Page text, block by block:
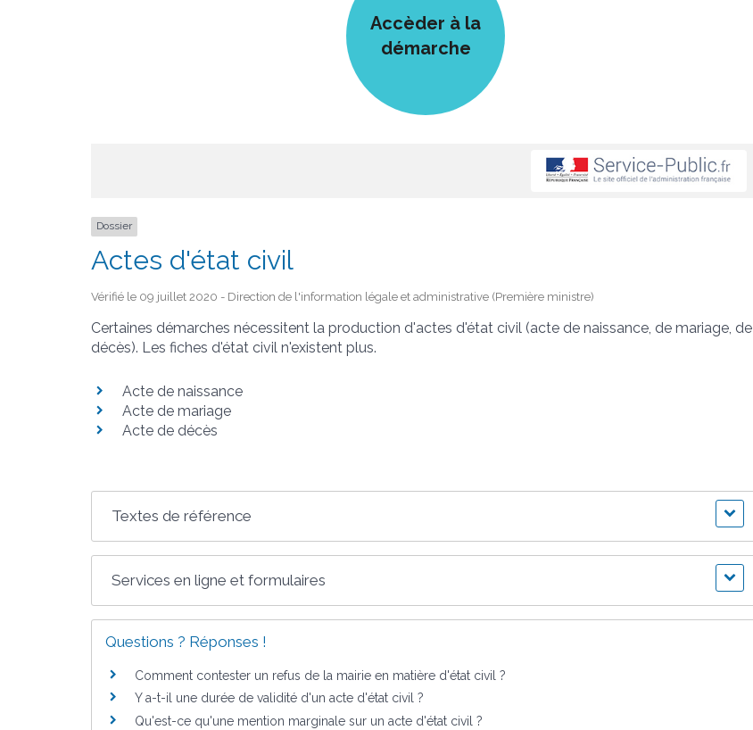
Accèder à la
démarche
Dossier
Actes d'état civil
Vérifié le 09 juillet 2020 - Direction de l'information légale et administrative (Première ministre)
Certaines démarches nécessitent la production d'actes d'état civil (acte de naissance, de mariage, de
décès). Les fiches d'état civil n'existent plus.
Acte de naissance
Acte de mariage
Acte de décès
Textes de référence
Services en ligne et formulaires
Questions ? Réponses !
Comment contester un refus de la mairie en matière d'état civil ?
Y a-t-il une durée de validité d'un acte d'état civil ?
Qu'est-ce qu'une mention marginale sur un acte d'état civil ?